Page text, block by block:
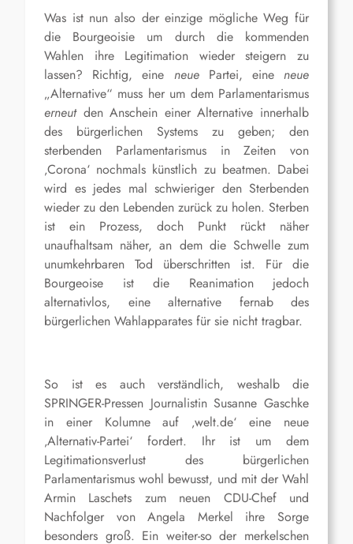
Was ist nun also der einzige mögliche Weg für
die Bourgeoisie um durch die kommenden
Wahlen ihre Legitimation wieder steigern zu
lassen? Richtig, eine neuePartei, eine neue
„Alternative“ muss her um dem Parlamentarismus
erneutden Anschein einer Alternative innerhalb
des bürgerlichen Systems zu geben; den
sterbenden Parlamentarismus in Zeiten von
‚Corona‘ nochmals künstlich zu beatmen. Dabei
wird es jedes mal schwieriger den Sterbenden
wieder zu den Lebenden zurück zu holen. Sterben
ist ein Prozess, doch Punkt rückt näher
unaufhaltsam näher, an dem die Schwelle zum
unumkehrbaren Tod überschritten ist. Für die
Bourgeoise ist die Reanimation jedoch
alternativlos, eine alternative fernab des
bürgerlichen Wahlapparates für sie nicht tragbar.
So ist es auch verständlich, weshalb die
SPRINGER-Pressen Journalistin Susanne Gaschke
in einer Kolumne auf ‚welt.de‘ eine neue
‚Alternativ-Partei‘ fordert. Ihr ist um dem
Legitimationsverlust des bürgerlichen
Parlamentarismus wohl bewusst, und mit der Wahl
Armin Laschets zum neuen CDU-Chef und
Nachfolger von Angela Merkel ihre Sorge
besonders groß. Ein weiter-so der merkelschen